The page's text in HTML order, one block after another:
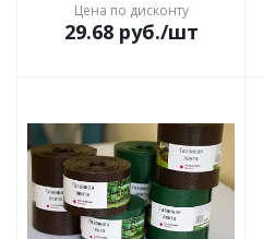
Цена по дисконту
29.68руб./шт